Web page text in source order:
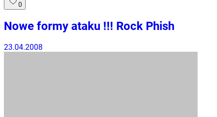
0
Nowe formy ataku !!! Rock Phish
23.04.2008